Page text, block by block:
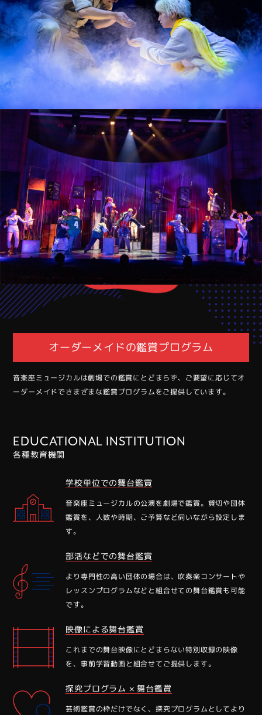
オーダーメイドの鑑賞プログラム
⾳楽座ミュージカルは劇場での鑑賞にとどまらず、ご要望に応じてオ
ーダーメイドでさまざまな鑑賞プログラムをご提供しています。
EDUCATIONAL INSTITUTION
各種教育機関
学校単位での舞台鑑賞
⾳楽座ミュージカルの公演を劇場で鑑賞。貸切や団体
鑑賞を、⼈数や時期、ご予算など伺いながら設定しま
す。
部活などでの舞台鑑賞
より専⾨性の⾼い団体の場合は、吹奏楽コンサートや
レッスンプログラムなどと組合せての舞台鑑賞も可能
です。
映像による舞台鑑賞
これまでの舞台映像にとどまらない特別収録の映像
を、事前学習動画と組合せてご提供します。
探究プログラム × 舞台鑑賞
芸術鑑賞の枠だけでなく、探究プログラムとしてより